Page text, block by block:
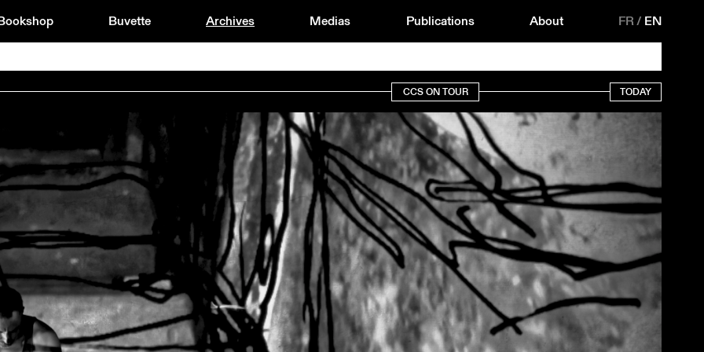
Buvette Archives Medias Publications About FR/ EN
CCS ON TOUR TODAY